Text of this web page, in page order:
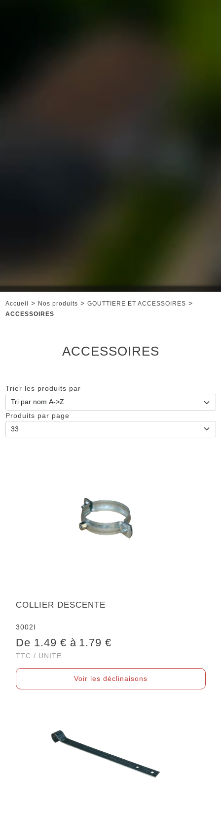
Accueil > Nos produits > GOUTTIERE ET ACCESSOIRES >
ACCESSOIRES
ACCESSOIRES
Trier les produits par
Produits par page
COLLIER DESCENTE
3002I
De 1.49 € à 1.79 €
TTC / UNITE
Voir les déclinaisons